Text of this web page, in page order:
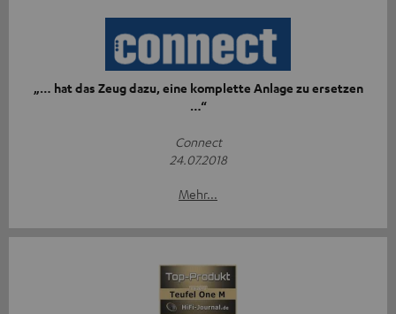
„… hat das Zeug dazu, eine komplette Anlage zu ersetzen
…“
Connect
24.07.2018
Mehr...